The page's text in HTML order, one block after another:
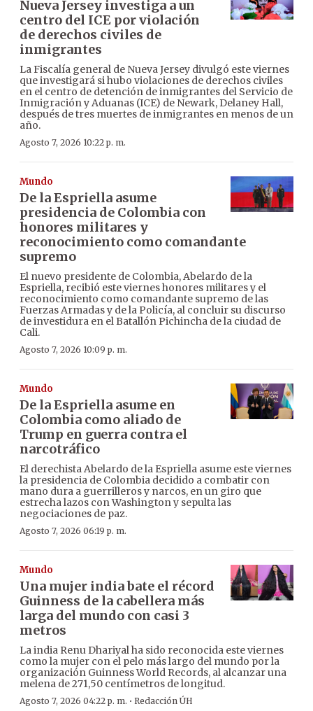
Nueva Jersey investiga a un
centro del ICE por violación
de derechos civiles de
inmigrantes
La Fiscalía general de Nueva Jersey divulgó este viernes
que investigará si hubo violaciones de derechos civiles
en el centro de detención de inmigrantes del Servicio de
Inmigración y Aduanas (ICE) de Newark, Delaney Hall,
después de tres muertes de inmigrantes en menos de un
año.
Agosto 7, 2026 10:22 p. m.
Mundo
De la Espriella asume
presidencia de Colombia con
honores militares y
reconocimiento como comandante
supremo
El nuevo presidente de Colombia, Abelardo de la
Espriella, recibió este viernes honores militares y el
reconocimiento como comandante supremo de las
Fuerzas Armadas y de la Policía, al concluir su discurso
de investidura en el Batallón Pichincha de la ciudad de
Cali.
Agosto 7, 2026 10:09 p. m.
Mundo
De la Espriella asume en
Colombia como aliado de
Trump en guerra contra el
narcotráfico
El derechista Abelardo de la Espriella asume este viernes
la presidencia de Colombia decidido a combatir con
mano dura a guerrilleros y narcos, en un giro que
estrecha lazos con Washington y sepulta las
negociaciones de paz.
Agosto 7, 2026 06:19 p. m.
Mundo
Una mujer india bate el récord
Guinness de la cabellera más
larga del mundo con casi 3
metros
La india Renu Dhariyal ha sido reconocida este viernes
como la mujer con el pelo más largo del mundo por la
organización Guinness World Records, al alcanzar una
melena de 271,50 centímetros de longitud.
Agosto 7, 2026 04:22 p. m. · Redacción ÚH